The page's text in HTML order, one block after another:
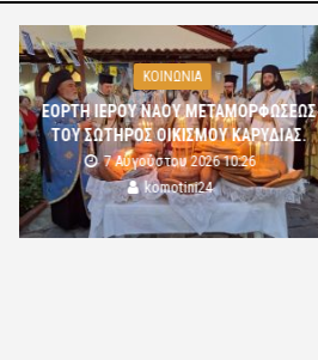
ΚΟΙΝΩΝΙΑ
ΕΟΡΤΗ ΙΕΡΟΥ ΝΑΟΥ ΜΕΤΑΜΟΡΦΩΣΕΩΣ
ΤΟΥ ΣΩΤΗΡΟΣ ΟΙΚΙΣΜΟΥ ΚΑΡΥΔΙΑΣ.
7 Αυγούστου 2026 10:26
komotini24